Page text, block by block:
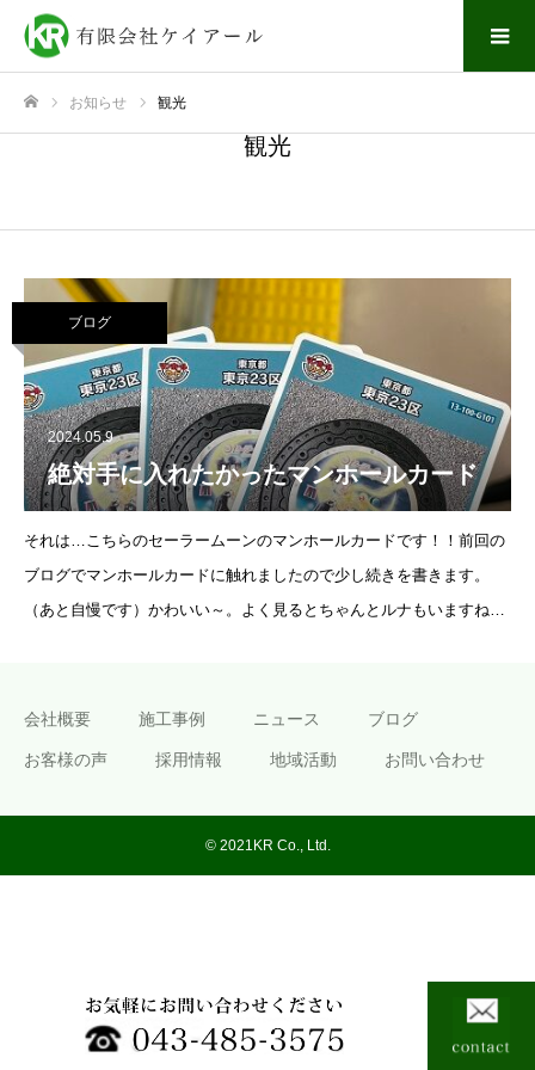
お知らせ 観光
観光
ブログ
2024.05.9
絶対手に入れたかったマンホールカード
それは…こちらのセーラームーンのマンホールカードです！！前回の
ブログでマンホールカードに触れましたので少し続きを書きます。
（あと自慢です）かわいい～。よく見るとちゃんとルナもいますね。
会社概要 施工事例 ニュース ブログ
お客様の声 採用情報 地域活動 お問い合わせ
© 2021KR Co., Ltd.